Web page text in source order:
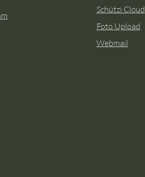
Schützi Cloud
Foto Upload
Webmail